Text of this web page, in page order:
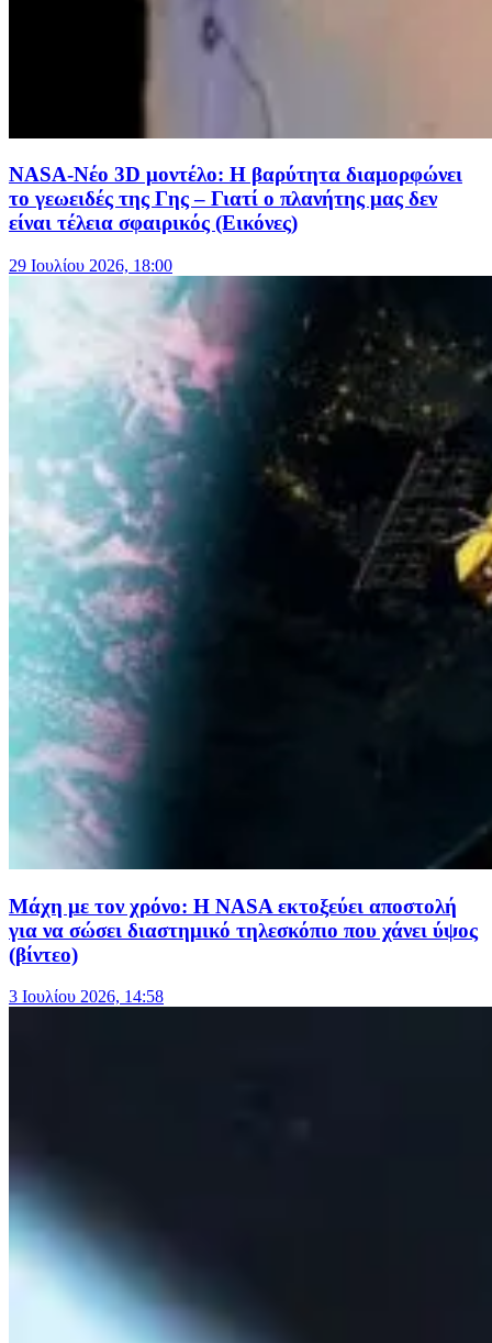
NASA-Νέο 3D μοντέλο: Η βαρύτητα διαμορφώνει
το γεωειδές της Γης – Γιατί ο πλανήτης μας δεν
είναι τέλεια σφαιρικός (Εικόνες)
29 Ιουλίου 2026, 18:00
Μάχη με τον χρόνο: Η NASA εκτοξεύει αποστολή
για να σώσει διαστημικό τηλεσκόπιο που χάνει ύψος
(βίντεο)
3 Ιουλίου 2026, 14:58